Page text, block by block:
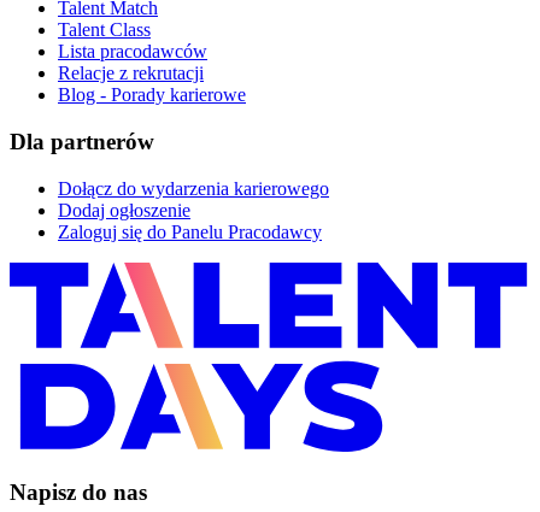
Talent Match
Talent Class
Lista pracodawców
Relacje z rekrutacji
Blog - Porady karierowe
Dla partnerów
Dołącz do wydarzenia karierowego
Dodaj ogłoszenie
Zaloguj się do Panelu Pracodawcy
Napisz do nas